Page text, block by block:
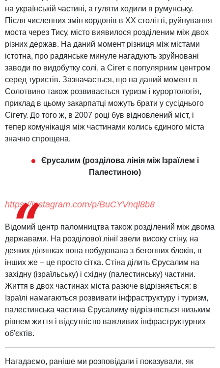
на українській частині, а гуляти ходили в румунську.
Після численних змін кордонів в ХХ столітті, руйнування
моста через Тису, місто виявилося розділеним між двох
різних держав. На даний момент різниця між містами
істотна, про радянське минуле нагадують зруйновані
заводи по видобутку солі, а Сігет є популярним центром
серед туристів. Зазначається, що на даний момент в
Солотвино також розвивається туризм і курортологія,
приклад в цьому закарпатці можуть брати у сусіднього
Сігету. До того ж, в 2007 році був відновлений міст, і
тепер комунікація між частинами колись єдиного міста
значно спрощена.
Єрусалим (розділова лінія між Ізраїлем і
Палестиною)
https://instagram.com/p/BuCYVnql8b8
Відомий центр паломництва також розділений між двома
державами. На розділової лінії звели високу стіну, на
деяких ділянках вона побудована з бетонних блоків, в
інших же – це просто сітка. Стіна ділить Єрусалим на
західну (ізраїльську) і східну (палестинську) частини.
Життя в двох частинах міста разюче відрізняється: в
Ізраїлі намагаються розвивати інфраструктуру і туризм,
палестинська частина Єрусалиму відрізняється низьким
рівнем життя і відсутністю важливих інфраструктурних
об'єктів.
Нагадаємо, раніше ми розповідали і показували, як